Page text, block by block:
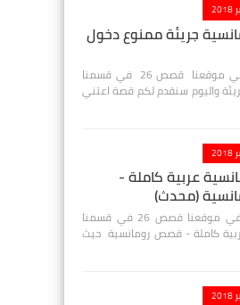
جريئة ممنوع دخول
مرحباً بكم أصدقائي وأحبابي في موقعنا قصص 26 في قسمنا
واليوم سنقدم لكم قصة اعتني
عربية كاملة -
(محدث)
مرحباً بكم أصدقائي وأحبابي في موقعنا قصص 26 في قسمنا
كاملة - قصص رومانسية حيث